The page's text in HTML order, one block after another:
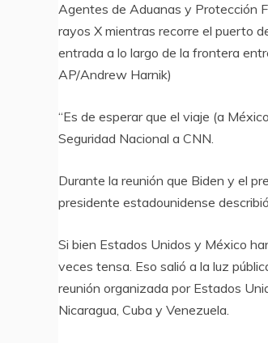
Agentes de Aduanas y Protección
rayos X mientras recorre el puerto
entrada a lo largo de la frontera
AP/Andrew Harnik)
“Es de esperar que el viaje (a
Seguridad Nacional a CNN.
Durante la reunión que Biden y el
presidente estadounidense
Si bien Estados Unidos y México
veces tensa. Eso salió a la luz
reunión organizada por Estados
Nicaragua, Cuba y Venezuela.